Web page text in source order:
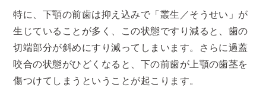
特に、下顎の前歯は抑え込みで「叢生／そうせい」が
生じていることが多く、この状態ですり減ると、歯の
切端部分が斜めにすり減ってしまいます。さらに過蓋
咬合の状態がひどくなると、下の前歯が上顎の歯茎を
傷つけてしまうということが起こります。